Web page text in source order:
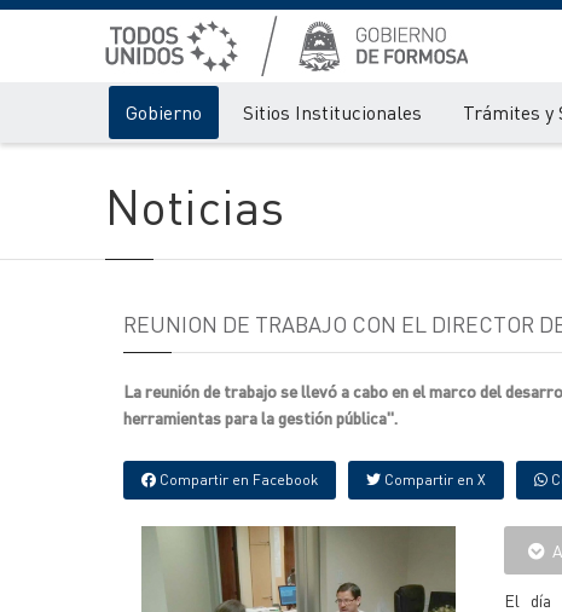
Gobierno Sitios Institucionales Trámites y
Noticias
REUNION DE TRABAJO CON EL DIRECTOR
La reunión de trabajo se llevó a cabo en el marco del
herramientas para la gestión pública".
Compartir en Facebook Compartir en X
El día